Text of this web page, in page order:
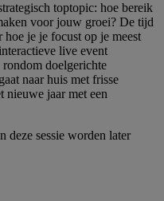
toptopic: hoe bereik
voor jouw groei? De tijd
je je focust op je meest
live event
doelgerichte
naar huis met frisse
nieuwe jaar met een
deze sessie worden later